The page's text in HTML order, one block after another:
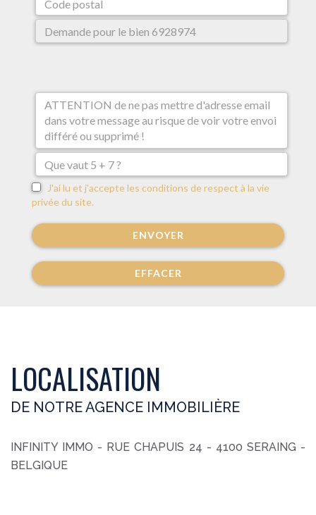
J'ai lu et j'accepte les conditions de respect à la vie
privée du site.
ENVOYER
EFFACER
LOCALISATION
DE NOTRE AGENCE IMMOBILIÈRE
INFINITY IMMO - RUE CHAPUIS 24 - 4100 SERAING -
BELGIQUE